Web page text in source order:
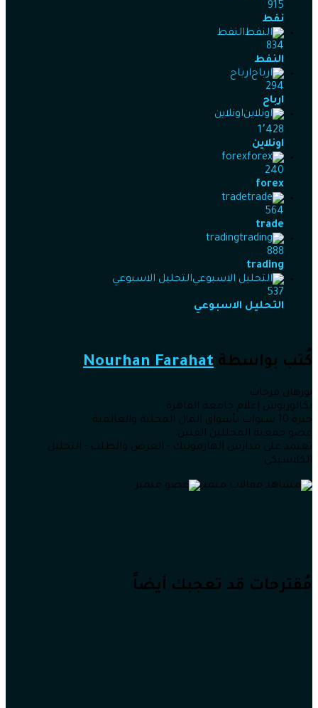
915
نفط
النفط
834
النفط
ارباح
294
ارباح
اونلاين
1٬428
اونلاين
forex
240
forex
trade
564
trade
trading
888
trading
التحليل الاسبوعي
537
التحليل الاسبوعي
كُتب بواسطة Nourhan Farahat
نورهان فرحات
بكالوريوس إعلام جامعة القاهرة
خبرة 10 سنوات بأسواق المال المحلية والعالمية .
عضو جمعية المحللين الفنين.
تعتمد على مدارس الهارمونيك - العرض والطلب - التحليل
الكلاسيكي
مُقترحات قد تعجبك أيضاً